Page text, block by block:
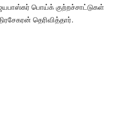
பொய்க் குற்றச்சாட்டுகள்
தெரிவித்தார்.